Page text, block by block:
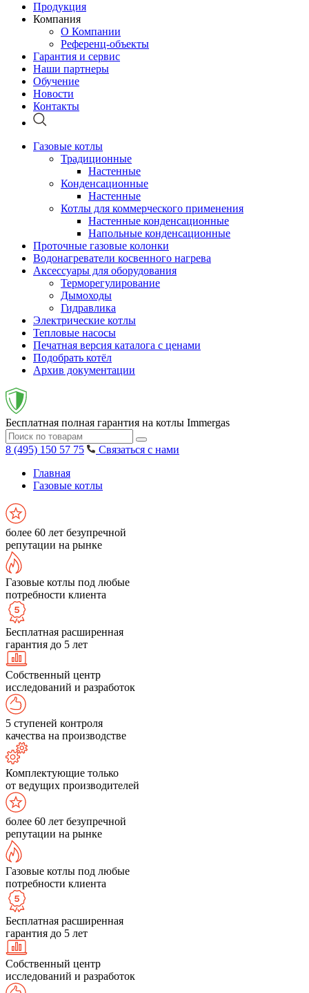
Продукция
Компания
О Компании
Референц-объекты
Гарантия и сервис
Наши партнеры
Обучение
Новости
Контакты
Газовые котлы
Традиционные
Настенные
Конденсационные
Настенные
Котлы для коммерческого применения
Настенные конденсационные
Напольные конденсационные
Проточные газовые колонки
Водонагреватели косвенного нагрева
Аксессуары для оборудования
Терморегулирование
Дымоходы
Гидравлика
Электрические котлы
Тепловые насосы
Печатная версия каталога с ценами
Подобрать котёл
Архив документации
Бесплатная полная гарантия на котлы Immergas
8 (495) 150 57 75
Связаться с нами
Главная
Газовые котлы
более 60 лет безупречной
репутации на рынке
Газовые котлы под любые
потребности клиента
Бесплатная расширенная
гарантия до 5 лет
Собственный центр
исследований и разработок
5 ступеней контроля
качества на производстве
Комплектующие только
от ведущих производителей
более 60 лет безупречной
репутации на рынке
Газовые котлы под любые
потребности клиента
Бесплатная расширенная
гарантия до 5 лет
Собственный центр
исследований и разработок